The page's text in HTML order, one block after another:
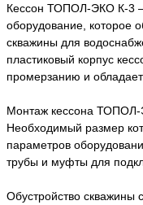
Кессон ТОПОЛ-ЭКО К-3 –
оборудование, которое
скважины для
пластиковый корпус
промерзанию и
Монтаж кессона ТОПОЛ-
Необходимый размер
параметров
трубы и муфты для
Обустройство